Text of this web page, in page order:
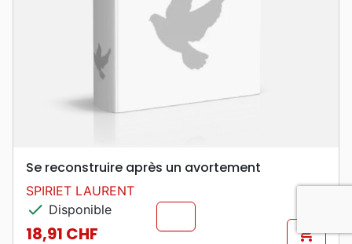
Se reconstruire après un avortement
SPIRIET LAURENT
check Disponible
18,91 CHF shopping_cart